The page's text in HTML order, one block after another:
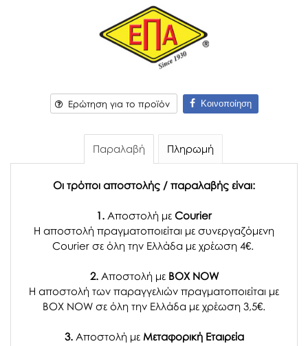
Ερώτηση για το προϊόν Κοινοποίηση
Παραλαβή Πληρωμή
Οι τρόποι αποστολής / παραλαβής είναι:
1. Αποστολή με Courier
Η αποστολή πραγματοποιείται με συνεργαζόμενη
Courier σε όλη την Ελλάδα με χρέωση 4€.
2. Αποστολή μεBOX NOW
Η αποστολή των παραγγελιών πραγματοποιείται με
BOX NOW σε όλη την Ελλάδα με χρέωση 3,5€.
3. Αποστολή μεΜεταφορική Εταιρεία